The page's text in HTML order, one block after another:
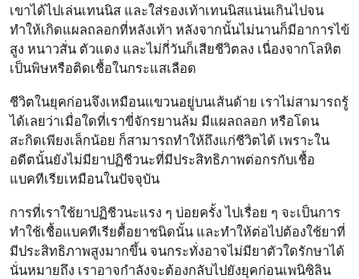
เขาได้ไปเล่นเทนนิส และใส่รองเท้าเทนนิสแน่นเกินไปจน
ทำให้เกิดแผลถลอกที่หลังเท้า หลังจากนั้นไม่นานก็มีอาการไข้
สูง หนาวสั่น ตัวแดง และไม่กี่วันก็เสียชีวิตลง เนื่องจากโลหิต
เป็นพิษหรือติดเชื้อในกระแสเลือด
ชีวิตในยุคก่อนจึงเหมือนแขวนอยู่บนเส้นด้าย เราไม่สามารถรู้
ได้เลยว่าเมื่อใดที่เราขี่จักรยานล้ม มีแผลถลอก หรือโดน
สะกิดเพียงเล็กน้อย ก็สามารถทำให้ถึงแก่ชีวิตได้ เพราะใน
อดีตนั้นยังไม่มียาปฏิชีวนะที่มีประสิทธิภาพต่อกรกับเชื้อ
แบคทีเรียเหมือนในปัจจุบัน
การที่เราใช้ยาปฏิชีวนะแรง ๆ บ่อยครั้ง ไปเรื่อย ๆ จะเป็นการ
ทำใช้เชื้อแบคทีเรียดื้อยาชนิดนั้น และทำให้ต่อไปต้องใช้ยาที่
มีประสิทธิภาพสูงมากขึ้น จนกระทั่งอาจไม่มียาตัวใดรักษาได้
นั่นหมายถึง เราอาจกำลังจะต้องกลับไปยังยุคก่อนเพนิซิลิน